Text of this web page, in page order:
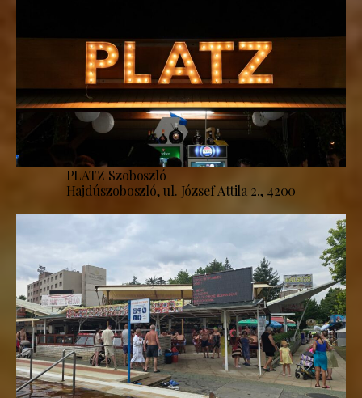
PLATZ Szoboszló
Hajdúszoboszló, ul. József Attila 2., 4200